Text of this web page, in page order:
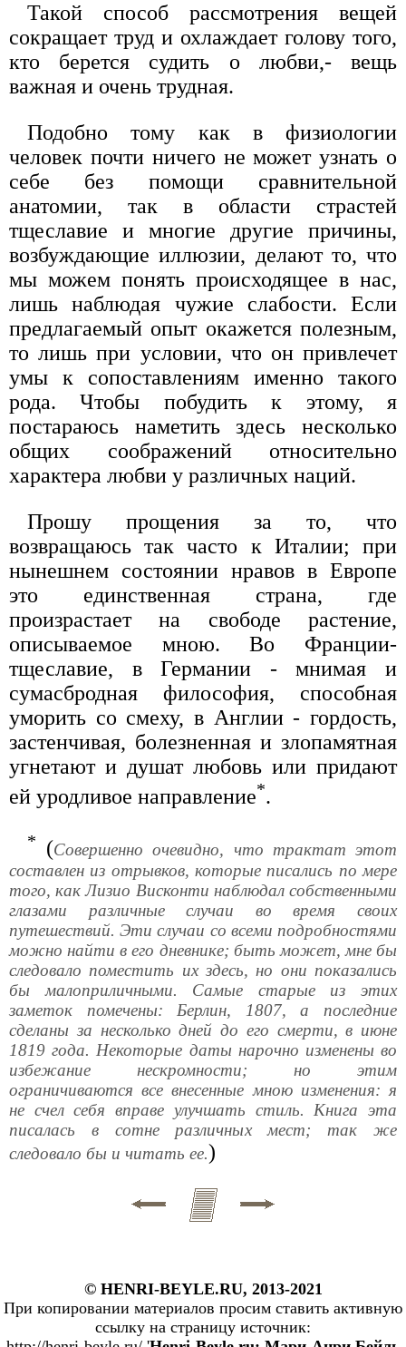
Такой способ рассмотрения вещей
сокращает труд и охлаждает голову того,
кто берется судить о любви,- вещь
важная и очень трудная.
Подобно тому как в физиологии
человек почти ничего не может узнать о
себе без помощи сравнительной
анатомии, так в области страстей
тщеславие и многие другие причины,
возбуждающие иллюзии, делают то, что
мы можем понять происходящее в нас,
лишь наблюдая чужие слабости. Если
предлагаемый опыт окажется полезным,
то лишь при условии, что он привлечет
умы к сопоставлениям именно такого
рода. Чтобы побудить к этому, я
постараюсь наметить здесь несколько
общих соображений относительно
характера любви у различных наций.
Прошу прощения за то, что
возвращаюсь так часто к Италии; при
нынешнем состоянии нравов в Европе
это единственная страна, где
произрастает на свободе растение,
описываемое мною. Во Франции-
тщеславие, в Германии - мнимая и
сумасбродная философия, способная
уморить со смеху, в Англии - гордость,
застенчивая, болезненная и злопамятная
угнетают и душат любовь или придают
ей уродливое направление*.
* (Совершенно очевидно, что трактат этот
составлен из отрывков, которые писались по мере
того, как Лизио Висконти наблюдал собственными
глазами различные случаи во время своих
путешествий. Эти случаи со всеми подробностями
можно найти в его дневнике; быть может, мне бы
следовало поместить их здесь, но они показались
бы малоприличными. Самые старые из этих
заметок помечены: Берлин, 1807, а последние
сделаны за несколько дней до его смерти, в июне
1819 года. Некоторые даты нарочно изменены во
избежание нескромности; но этим
ограничиваются все внесенные мною изменения: я
не счел себя вправе улучшать стиль. Книга эта
писалась в сотне различных мест; так же
следовало бы и читать ее.)
© HENRI-BEYLE.RU, 2013-2021
При копировании материалов просим ставить активную
ссылку на страницу источник: